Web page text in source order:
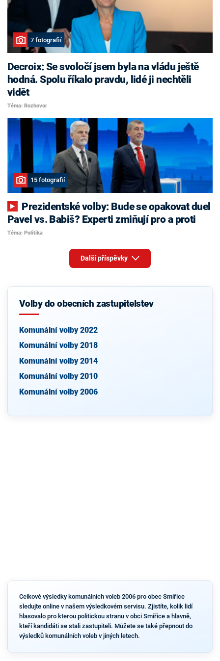
7 fotografií
Decroix: Se svoločí jsem byla na vládu ještě
hodná. Spolu říkalo pravdu, lidé ji nechtěli
vidět
Téma: Rozhovor
15 fotografií
Pavel vs. Babiš? Experti zmiňují pro a proti
Téma: Politika
Další příspěvky
Volby do obecních zastupitelstev
Komunální volby 2022
Komunální volby 2018
Komunální volby 2014
Komunální volby 2010
Komunální volby 2006
Celkové výsledky komunálních voleb 2006 pro obec Smiřice
sledujte online v našem výsledkovém servisu. Zjistíte, kolik lidí
hlasovalo pro kterou politickou stranu v obci Smiřice a hlavně,
kteří kandidáti se stali zastupiteli. Můžete se také přepnout do
výsledků komunálních voleb v jiných letech.